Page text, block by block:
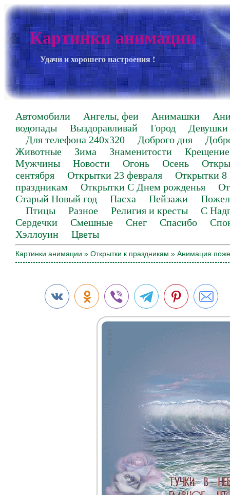
Картинки анимации
Удачи и хорошего настроения !
Автомобили Ангелы, феи Анимашки
водопады
Выздоравливай Город
Девушки
Для телефона 240х320
Доброго дня
Животные
Зима Знаменитости
Крещение
Мужчины
Новости Огонь Осень
сентября
Открытки 23 февраля
Открытки 8
праздникам
Открытки С Днем рожденья
Старый Новый год
Пасха Пейзажи
Птицы
Разное Религия и кресты
С
Сердечки
Смешные Снег Спасибо
Хэллоуин
Цветы
Картинки анимации » Открытки к праздникам » Анимация